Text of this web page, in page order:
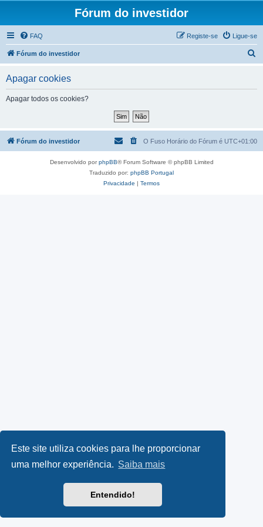
Este site utiliza cookies para lhe proporcionar
uma melhor experiência. Saiba mais
Entendido!
Fórum do investidor
FAQ Ligue-se
Registe-se
Fórum do investidor
a
Apagar cookies
Apagar todos os cookies?
Fórum do investidor O Fuso Horário do Fórum é UTC+01:00
Desenvolvido porphpBB® Forum Software © phpBB Limited
Traduzido por: phpBB Portugal
Privacidade | Termos